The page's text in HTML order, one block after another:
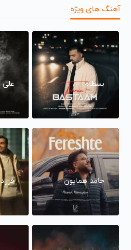
آهنگ های ویژه
بسطام علی
حامد همایون